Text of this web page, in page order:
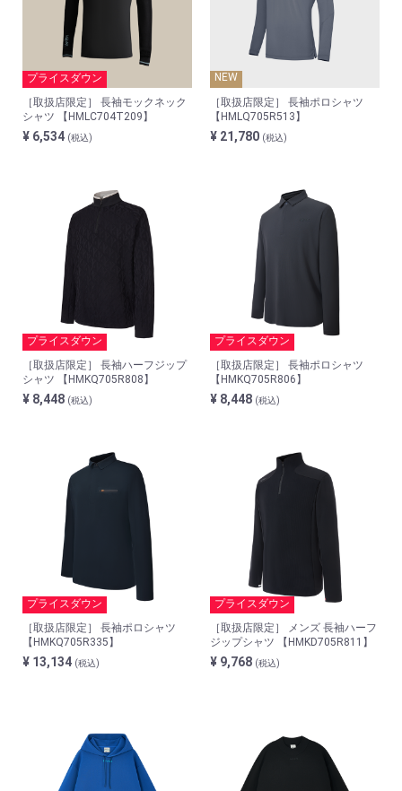
プライスダウン
［取扱店限定］ 長袖モックネック
シャツ 【HMLC704T209】
¥ 6,534 (税込)
NEW
［取扱店限定］ 長袖ポロシャツ
【HMLQ705R513】
¥ 21,780 (税込)
プライスダウン
［取扱店限定］ 長袖ハーフジップ
シャツ 【HMKQ705R808】
¥ 8,448 (税込)
プライスダウン
［取扱店限定］ 長袖ポロシャツ
【HMKQ705R806】
¥ 8,448 (税込)
プライスダウン
［取扱店限定］ 長袖ポロシャツ
【HMKQ705R335】
¥ 13,134 (税込)
プライスダウン
［取扱店限定］ メンズ 長袖ハーフ
ジップシャツ 【HMKD705R811】
¥ 9,768 (税込)